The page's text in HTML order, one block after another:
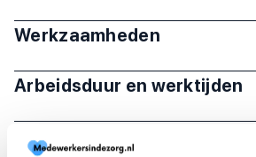
Werkzaamheden
Arbeidsduur en werktijden
Organisatie